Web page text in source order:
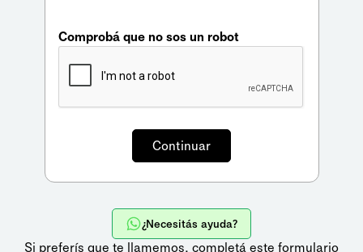
Comprobá que no sos un robot
¿Necesitás ayuda?
Si preferís que te llamemos, completá este formulario